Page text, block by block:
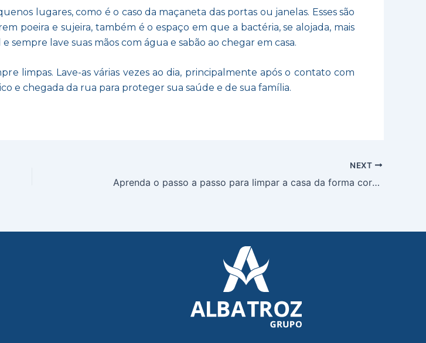
lugares, como é o caso da maçaneta das portas ou janelas. Esses são
poeira e sujeira, também é o espaço em que a bactéria, se alojada, mais
sempre lave suas mãos com água e sabão ao chegar em casa.
limpas. Lave-as várias vezes ao dia, principalmente após o contato com
e chegada da rua para proteger sua saúde e de sua família.
NEXT
Aprenda o passo a passo para limpar a casa da forma correta